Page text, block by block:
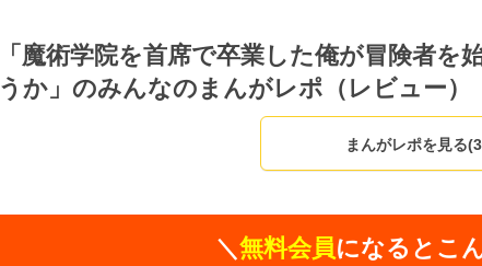
「魔術学院を首席で卒業した俺が冒険者
うか」のみんなのまんがレポ（レビュー）
まんがレポを見る
＼無料会員になるとこ